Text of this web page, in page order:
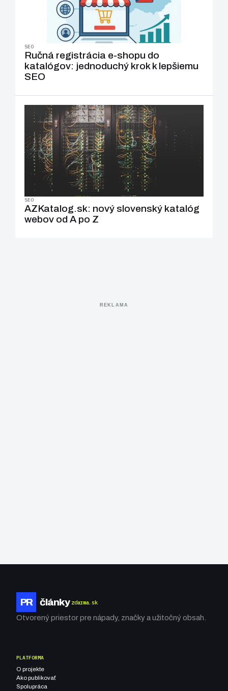
SEO
Ručná registrácia e-shopu do
katalógov: jednoduchý krok k lepšiemu
SEO
SEO
AZKatalog.sk: nový slovenský katalóg
webov od A po Z
REKLAMA
PR články zdarma.sk
Otvorený priestor pre nápady, značky a užitočný obsah.
PLATFORMA
O projekte
Ako publikovať
Spolupráca